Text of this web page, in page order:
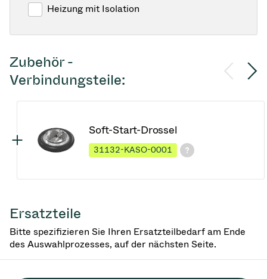
Heizung mit Isolation
Zubehör -
Verbindungsteile:
Soft-Start-Drossel
31132-KASO-0001
Ersatzteile
Bitte spezifizieren Sie Ihren Ersatzteilbedarf am Ende
des Auswahlprozesses, auf der nächsten Seite.